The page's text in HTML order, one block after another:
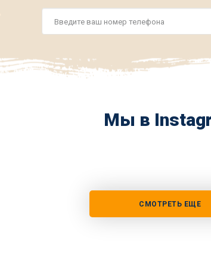
*
Мы в
СМОТРЕТЬ ЕЩЕ